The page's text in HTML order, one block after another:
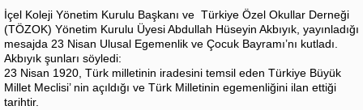
İçel Koleji Yönetim Kurulu Başkanı ve Türkiye Özel Okullar Derneği
(TÖZOK) Yönetim Kurulu Üyesi Abdullah Hüseyin Akbıyık, yayınladığı
mesajda 23 Nisan Ulusal Egemenlik ve Çocuk Bayramı’nı kutladı.
Akbıyık şunları söyledi:
23 Nisan 1920, Türk milletinin iradesini temsil eden Türkiye Büyük
Millet Meclisi’ nin açıldığı ve Türk Milletinin egemenliğini ilan ettiği
tarihtir.